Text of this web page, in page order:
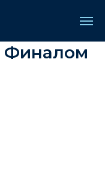
Финалом